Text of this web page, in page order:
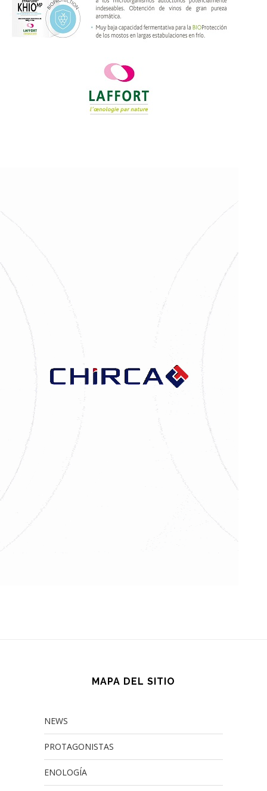
MAPA DEL SITIO
NEWS
PROTAGONISTAS
ENOLOGÍA